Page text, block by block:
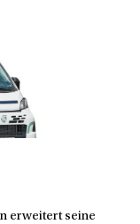
erweitert seine